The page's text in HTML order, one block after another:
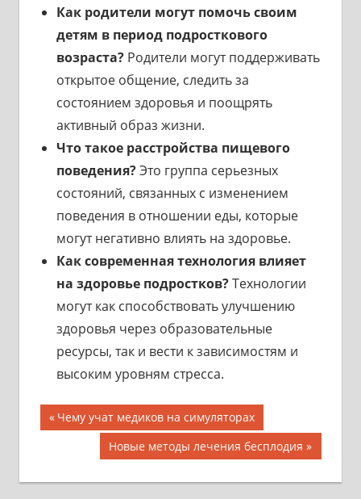
Как родители могут помочь своим
детям в период подросткового
возраста?Родители могут поддерживать
открытое общение, следить за
состоянием здоровья и поощрять
активный образ жизни.
Что такое расстройства пищевого
поведения?Это группа серьезных
состояний, связанных с изменением
поведения в отношении еды, которые
могут негативно влиять на здоровье.
Как современная технология влияет
на здоровье подростков?Технологии
могут как способствовать улучшению
здоровья через образовательные
ресурсы, так и вести к зависимостям и
высоким уровням стресса.
Навигация
записям
Предыдущая
Чему учат медиков на симуляторах
Следующая
запись:
Новые методы лечения бесплодия